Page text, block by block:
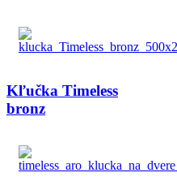
Kľučka Timeless
bronz